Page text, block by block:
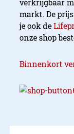
verkrijgbaar
markt. De
je ook de
onze shop
Binnenkort